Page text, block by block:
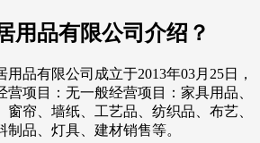
用品有限公司介绍？
品有限公司成立于2013年03月25日，
营项目：无一般经营项目：家具用品、
帘、墙纸、工艺品、纺织品、布艺、
品、灯具、建材销售等。